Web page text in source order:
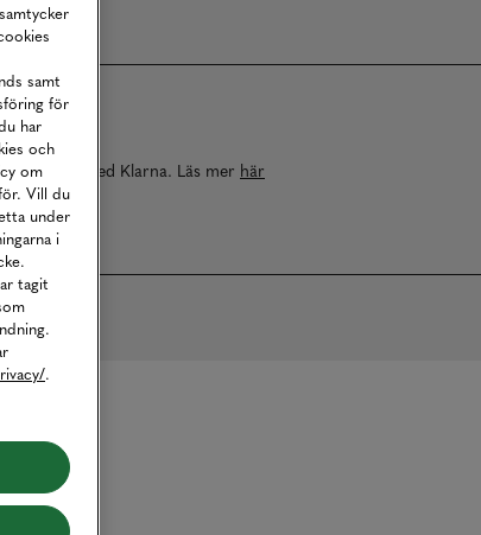
med Klarna. Läs mer här
samt
för
har
och
om
Vill du
under
i
tagit
.